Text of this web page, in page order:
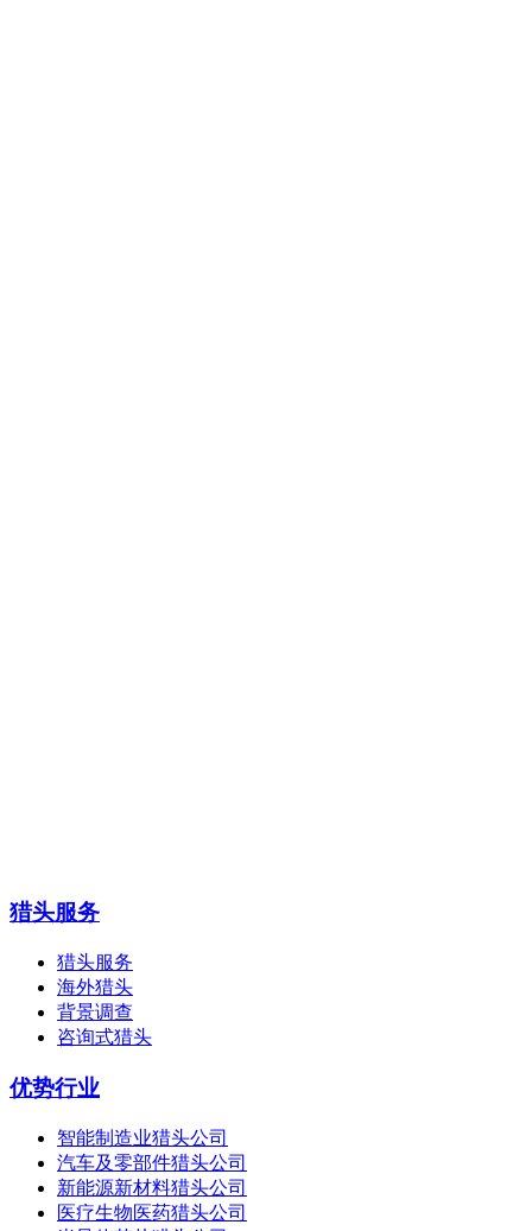
猎头服务
猎头服务
海外猎头
背景调查
咨询式猎头
优势行业
智能制造业猎头公司
汽车及零部件猎头公司
新能源新材料猎头公司
医疗生物医药猎头公司